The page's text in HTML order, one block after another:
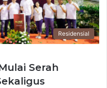
Residensial
Serah